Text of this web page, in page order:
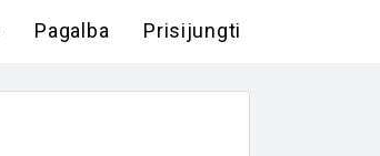
Pagalba Prisijungti